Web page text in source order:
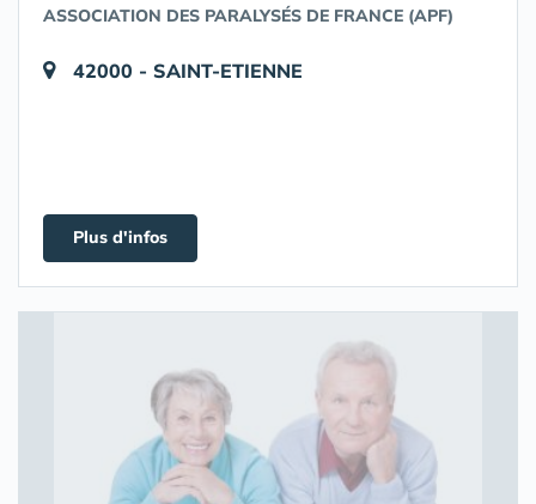
ASSOCIATION DES PARALYSÉS DE FRANCE (APF)
42000 - SAINT-ETIENNE
Plus d'infos